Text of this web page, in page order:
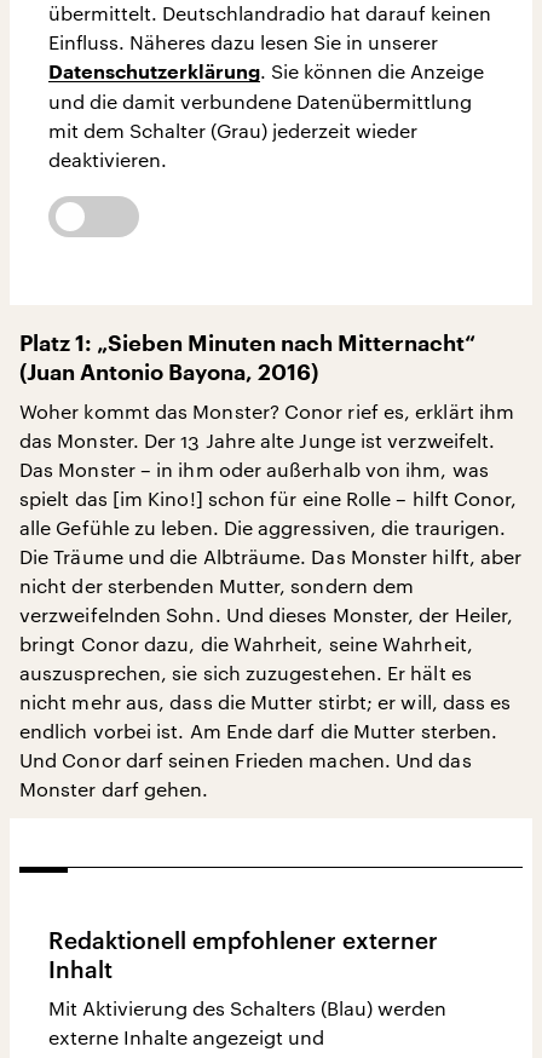
übermittelt. Deutschlandradio hat darauf keinen
Einfluss. Näheres dazu lesen Sie in unserer
Datenschutzerklärung. Sie können die Anzeige
und die damit verbundene Datenübermittlung
mit dem Schalter (Grau) jederzeit wieder
deaktivieren.
Platz 1: „Sieben Minuten nach Mitternacht“
(Juan Antonio Bayona, 2016)
Woher kommt das Monster? Conor rief es, erklärt ihm
das Monster. Der 13 Jahre alte Junge ist verzweifelt.
Das Monster – in ihm oder außerhalb von ihm, was
spielt das [im Kino!] schon für eine Rolle – hilft Conor,
alle Gefühle zu leben. Die aggressiven, die traurigen.
Die Träume und die Albträume. Das Monster hilft, aber
nicht der sterbenden Mutter, sondern dem
verzweifelnden Sohn. Und dieses Monster, der Heiler,
bringt Conor dazu, die Wahrheit, seine Wahrheit,
auszusprechen, sie sich zuzugestehen. Er hält es
nicht mehr aus, dass die Mutter stirbt; er will, dass es
endlich vorbei ist. Am Ende darf die Mutter sterben.
Und Conor darf seinen Frieden machen. Und das
Monster darf gehen.
Redaktionell empfohlener externer
Inhalt
Mit Aktivierung des Schalters (Blau) werden
externe Inhalte angezeigt und